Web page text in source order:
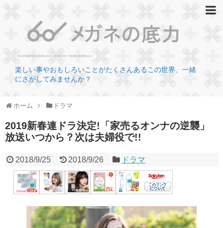
楽しい事やおもしろいことがたくさんあるこの世界、一緒
にさがしてみませんか？
ホーム ドラマ
2019新春連ドラ決定!「家売るオンナの逆襲」
放送いつから？次は夫婦役で!!
2018/9/25 2018/9/26 ドラマ